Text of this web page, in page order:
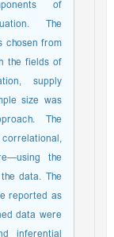
of
The
chosen from
the fields of
supply
size was
The
the
data. The
reported as
data were